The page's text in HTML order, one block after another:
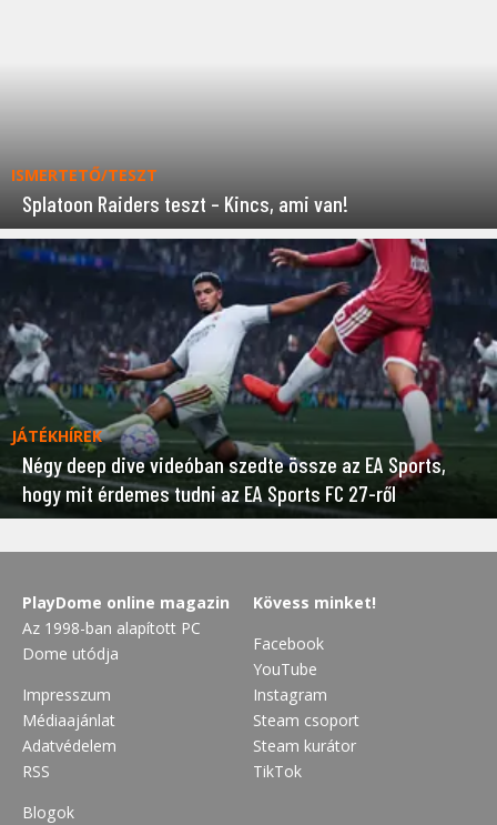
ISMERTETŐ/TESZT
Splatoon Raiders teszt – Kincs, ami van!
JÁTÉKHÍREK
Négy deep dive videóban szedte össze az EA Sports,
hogy mit érdemes tudni az EA Sports FC 27-ről
PlayDome online magazin
Az 1998-ban alapított PC
Dome utódja
Impresszum
Médiaajánlat
Adatvédelem
RSS
Blogok
Kövess minket!
Facebook
YouTube
Instagram
Steam csoport
Steam kurátor
TikTok